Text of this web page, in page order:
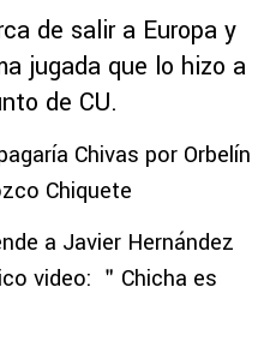
de salir a Europa y
jugada que lo hizo a
de CU.
Chivas por Orbelín
Chiquete
a Javier Hernández
video: ＂Chicha es